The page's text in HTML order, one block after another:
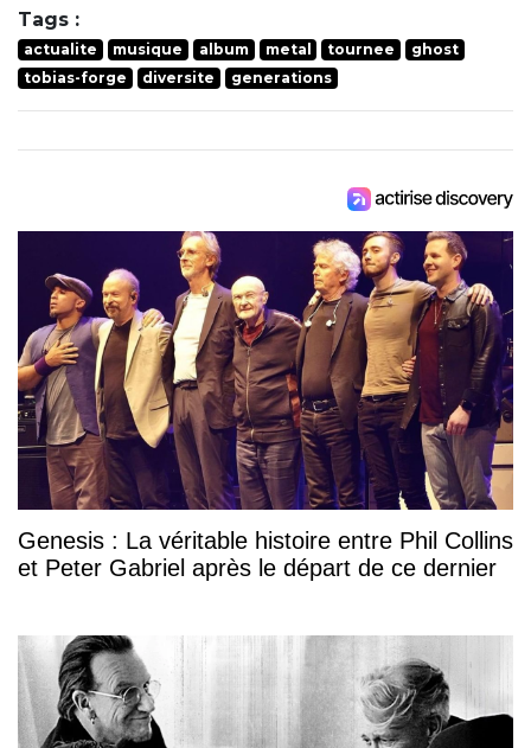
Tags :
actualite musique album metal tournee
ghost
tobias-forge
diversite generations
Genesis : La véritable histoire entre Phil Collins
et Peter Gabriel après le départ de ce dernier